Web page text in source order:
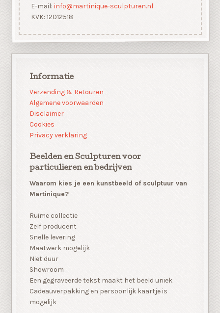
E-mail: info@martinique-sculpturen.nl
KVK: 12012518
Informatie
Verzending & Retouren
Algemene voorwaarden
Disclaimer
Cookies
Privacy verklaring
Beelden en Sculpturen voor
particulieren en bedrijven
Waarom kies je een kunstbeeld of sculptuur van
Martinique?
Ruime collectie
Zelf producent
Snelle levering
Maatwerk mogelijk
Niet duur
Showroom
Een gegraveerde tekst maakt het beeld uniek
Cadeauverpakking en persoonlijk kaartje is
mogelijk